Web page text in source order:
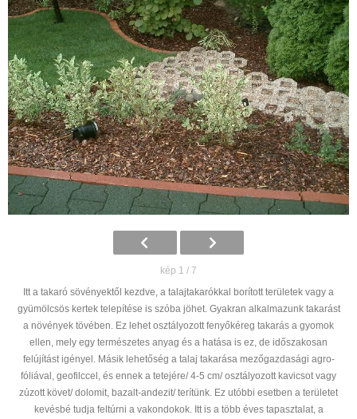
kép 1 / 7
Itt a takaró sövényektől kezdve, a talajtakarókkal borított területek vagy a
gyümölcsös kertek telepítése is szóba jöhet. Gyakran alkalmazunk takarást
a növények tövében. Ez lehet osztályozott fenyőkéreg takarás a gyomok
ellen, mely egy természetes anyag és a hatása is ez, de időszakosan
felújítást igényel. Másik lehetőség a talaj takarása mezőgazdasági agro-
fóliával, geofilccel, és ennek a tetejére/ 4-5 cm/ osztályozott kavicsot vagy
zúzott követ/ dolomit, bazalt-andezit/ terítünk. Ez utóbbi esetben a területet
kevésbé tudja feltúrni a vakondokok. Itt is a több éves tapasztalat, a